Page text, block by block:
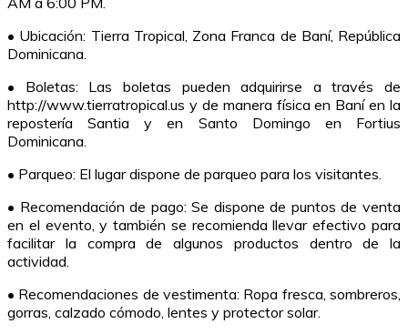
• Ubicación: Tierra Tropical, Zona Franca de Baní, República
Dominicana.
• Boletas: Las boletas pueden adquirirse a través de
http://www.tierratropical.us y de manera física en Baní en la
repostería Santia y en Santo Domingo en Fortius
Dominicana.
• Parqueo: El lugar dispone de parqueo para los visitantes.
• Recomendación de pago: Se dispone de puntos de venta
en el evento, y también se recomienda llevar efectivo para
facilitar la compra de algunos productos dentro de la
actividad.
• Recomendaciones de vestimenta: Ropa fresca, sombreros,
gorras, calzado cómodo, lentes y protector solar.